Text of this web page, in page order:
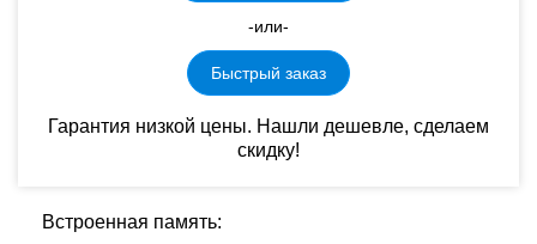
-или-
Быстрый заказ
Гарантия низкой цены. Нашли дешевле, сделаем
скидку!
Встроенная память: